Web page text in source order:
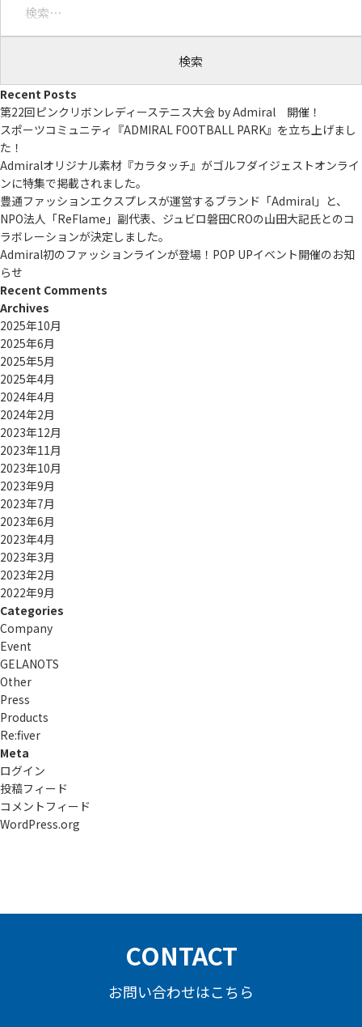
Recent Posts
第22回ピンクリボンレディーステニス大会 by Admiral 開催！
スポーツコミュニティ『ADMIRAL FOOTBALL PARK』を立ち上げまし
た！
Admiralオリジナル素材『カラタッチ』がゴルフダイジェストオンライ
ンに特集で掲載されました。
豊通ファッションエクスプレスが運営するブランド「Admiral」と、
NPO法人「ReFlame」副代表、ジュビロ磐田CROの山田大記氏とのコ
ラボレーションが決定しました。
Admiral初のファッションラインが登場！POP UPイベント開催のお知
らせ
Recent Comments
Archives
2025年10月
2025年6月
2025年5月
2025年4月
2024年4月
2024年2月
2023年12月
2023年11月
2023年10月
2023年9月
2023年7月
2023年6月
2023年4月
2023年3月
2023年2月
2022年9月
Categories
Company
Event
GELANOTS
Other
Press
Products
Re:ﬁver
Meta
ログイン
投稿フィード
コメントフィード
WordPress.org
CONTACT
お問い合わせはこちら